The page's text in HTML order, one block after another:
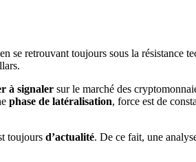
se retrouvant toujours sous la résistance
à signaler sur le marché des
phase de latéralisation, force est de
toujours d’actualité. De ce fait, une